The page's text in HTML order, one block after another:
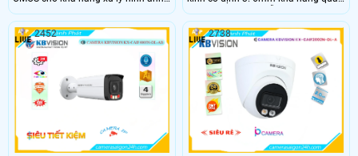
tốt. Đặc biệt, Camera này có chất
lượng hình ảnh ban đêm cực tốt với
công nghệ Hồng Ngoại 30m. Sản
phẩm được thiết kế chính hãng IP,
mang đến chất lượng hình ảnh siêu
sắt nét Ultra 4k với độ phân giải
sát rõ nét cả ngày lẫn đêm với đèn
hồng ngoại thông minh có tầm
quan sát lên đến 35m.
2452 2738